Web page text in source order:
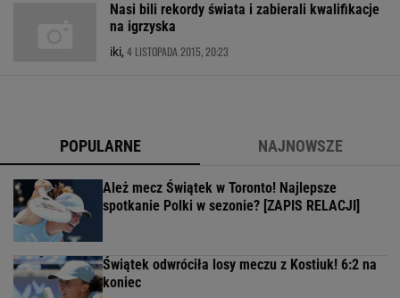
Nasi bili rekordy świata i zabierali kwalifikacje
na igrzyska
iki, 4 LISTOPADA 2015, 20:23
POPULARNE NAJNOWSZE
Ależ mecz Świątek w Toronto! Najlepsze
spotkanie Polki w sezonie? [ZAPIS RELACJI]
Świątek odwróciła losy meczu z Kostiuk! 6:2 na
koniec